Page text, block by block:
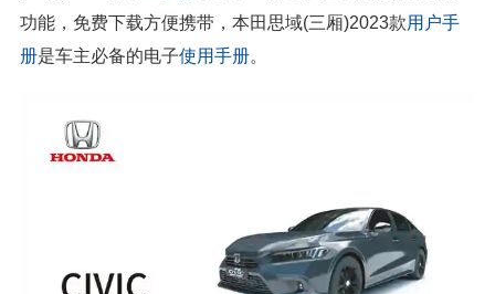
功能，免费下载方便携带，本田思域(三厢)2023款用户手
册是车主必备的电子使用手册。